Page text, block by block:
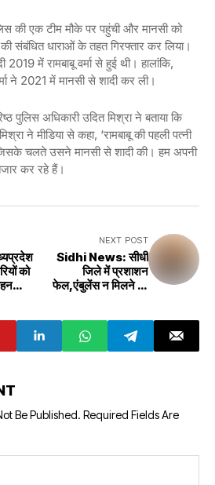
की एक टीम मौके पर पहुंची और मानसी को
संबंधित धाराओं के तहत गिरफ्तार कर लिया।
में रामबाबू वर्मा से हुई थी। हालांकि,
ने 2021 में मानसी से शादी कर ली।
पुलिस अधिकारी उदित मिश्रा ने बताया कि
ने मीडिया से कहा, ‘रामबाबू की पहली पत्नी
चलते उसने मानसी से शादी की। हम अपनी
कर रहे हैं।
को
NEXT POST
Sidhi News: सीधी
जिले में प्रशाशन
फेल,एंबुलेंस न मिलने पर
जन्म 10 मिनिट में मौत
Be Published. Required Fields Are